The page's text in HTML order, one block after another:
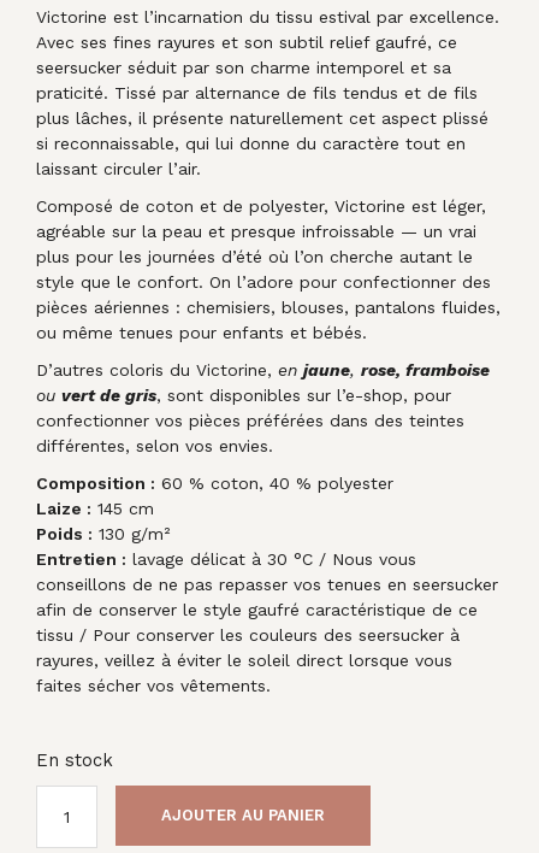
était :
14,00€.
est :
10,00€.
Victorine est l’incarnation du tissu estival par excellence.
Avec ses fines rayures et son subtil relief gaufré, ce
seersucker séduit par son charme intemporel et sa
praticité. Tissé par alternance de fils tendus et de fils
plus lâches, il présente naturellement cet aspect plissé
si reconnaissable, qui lui donne du caractère tout en
laissant circuler l’air.
Composé de coton et de polyester, Victorine est léger,
agréable sur la peau et presque infroissable — un vrai
plus pour les journées d’été où l’on cherche autant le
style que le confort. On l’adore pour confectionner des
pièces aériennes : chemisiers, blouses, pantalons fluides,
ou même tenues pour enfants et bébés.
D’autres coloris du Victorine, en jaune, rose, framboise
ou vert de gris, sont disponibles sur l’e-shop, pour
confectionner vos pièces préférées dans des teintes
différentes, selon vos envies.
Composition : 60 % coton, 40 % polyester
Laize : 145 cm
Poids : 130 g/m²
Entretien : lavage délicat à 30 °C / Nous vous
conseillons de ne pas repasser vos tenues en seersucker
afin de conserver le style gaufré caractéristique de ce
tissu / Pour conserver les couleurs des seersucker à
rayures, veillez à éviter le soleil direct lorsque vous
faites sécher vos vêtements.
En stock
AJOUTER AU PANIER